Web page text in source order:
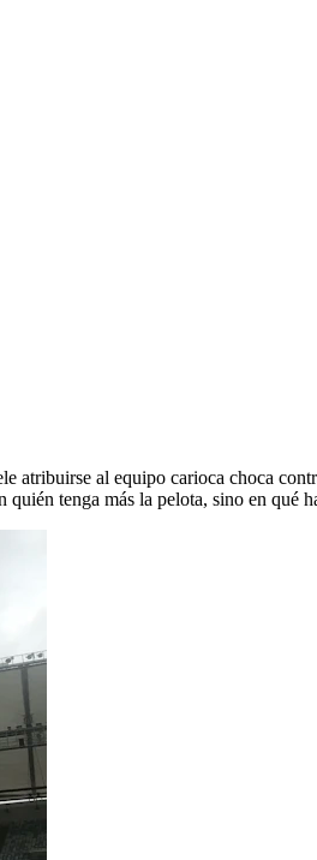
atribuirse al equipo carioca choca
tenga más la pelota, sino en qué